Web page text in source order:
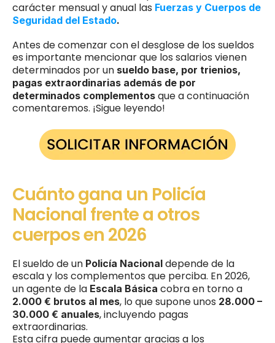
carácter mensual y anual las Fuerzas y Cuerpos de
Seguridad del Estado.
Antes de comenzar con el desglose de los sueldos
es importante mencionar que los salarios vienen
determinados por un sueldo base, por trienios,
pagas extraordinarias además de por
determinados complementos que a continuación
comentaremos. ¡Sigue leyendo!
Cuánto gana un Policía
Nacional frente a otros
cuerpos en 2026
El sueldo de un Policía Nacional depende de la
escala y los complementos que perciba. En 2026,
un agente de la Escala Básica
2.000 € brutos al mes, lo que supone unos 28.000 –
30.000 € anuales, incluyendo pagas
extraordinarias.